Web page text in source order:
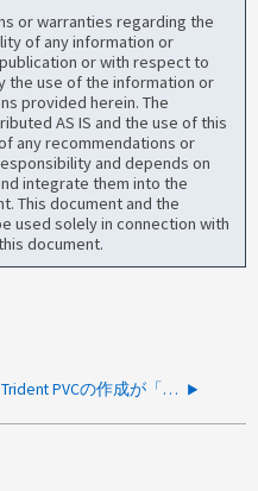
or warranties regarding the
of any information or
or with respect to
the use of the information or
provided herein. The
AS IS and the use of this
any recommendations or
and depends on
integrate them into the
This document and the
used solely in connection with
document.
Trident PVCの作成が「Ruleset Not Found」で失敗する